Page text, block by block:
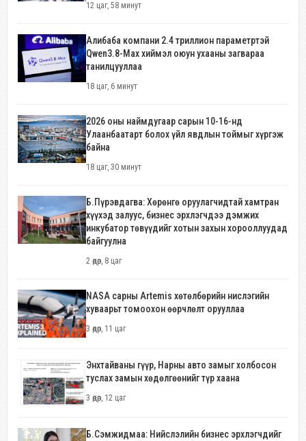
12 цаг, 58 минут
Алибаба компани 2.4 триллион параметртэй
Qwen3.8-Max хиймэл оюун ухааны загвараа
танилцууллаа
18 цаг, 6 минут
2026 оны наймдугаар сарын 10-16-нд
Улаанбаатарт болох үйл явдлын тоймыг хүргэж
байна
18 цаг, 30 минут
Б.Пүрэвдагва: Хөрөнгө оруулагчидтай хамтран
хүүхэд залуус, бизнес эрхлэгчдээ дэмжих
инкубатор төвүүдийг хотын захын хорооллуудад
байгуулна
2 өдөр, 8 цаг
NASA сарны Artemis хөтөлбөрийн нислэгийн
хуваарьт томоохон өөрчлөлт орууллаа
3 өдөр, 11 цаг
Энхтайваны гүүр, Нарны авто замыг холбосон
туслах замын хөдөлгөөнийг түр хаана
3 өдөр, 12 цаг
Б.Сэмжидмаа: Нийслэлийн бизнес эрхлэгчдийг